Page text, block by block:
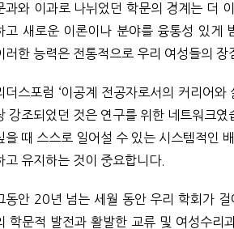
과와 이과로 나뉘었던 학문의 경계는 더
고 새로운 이론이나 분야를 융통성 있게
러한 능력은 전통적으로 우리 여성들의 장
더스포럼 ‘이공계 전공자로서의 커리어
강조되었던 것은 연구를 위한 네트워크
을 때 스스로 일어설 수 있는 시스템적인
고 유지하는 것이 중요합니다.
동안 20년 넘는 세월 동안 우리 학회가
학문적 발전과 활발한 교류 및 여성수리